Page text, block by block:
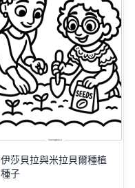
伊莎貝拉與米拉貝爾種植
種子